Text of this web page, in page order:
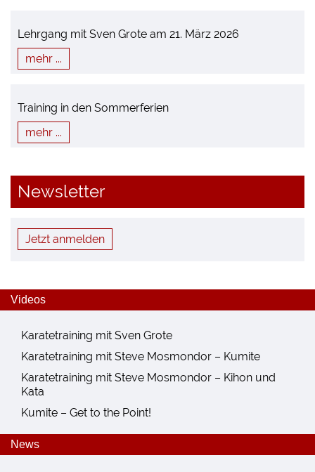
Lehrgang mit Sven Grote am 21. März 2026
mehr ...
Training in den Sommerferien
mehr ...
Newsletter
Jetzt anmelden
Videos
Karatetraining mit Sven Grote
Karatetraining mit Steve Mosmondor – Kumite
Karatetraining mit Steve Mosmondor – Kihon und
Kata
Kumite – Get to the Point!
News